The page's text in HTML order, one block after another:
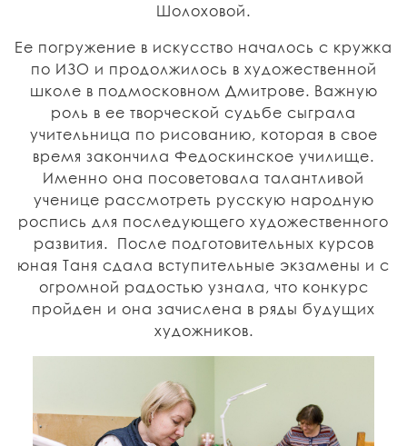
Шолоховой.
Ее погружение в искусство началось с кружка
по ИЗО и продолжилось в художественной
школе в подмосковном Дмитрове. Важную
роль в ее творческой судьбе сыграла
учительница по рисованию, которая в свое
время закончила Федоскинское училище.
Именно она посоветовала талантливой
ученице рассмотреть русскую народную
роспись для последующего художественного
развития. После подготовительных курсов
юная Таня сдала вступительные экзамены и с
огромной радостью узнала, что конкурс
пройден и она зачислена в ряды будущих
художников.